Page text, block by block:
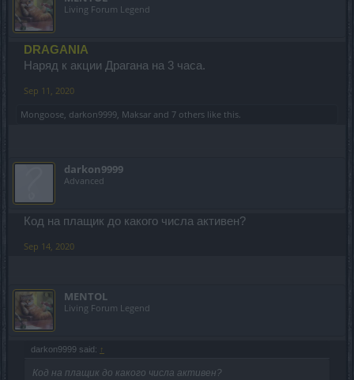
Living Forum Legend
DRAGANIA
Наряд к акции Драгана на 3 часа.
Sep 11, 2020
Mongoose, darkon9999, Maksar and 7 others like this.
darkon9999
Advanced
Код на плащик до какого числа активен?
Sep 14, 2020
MENTOL
Living Forum Legend
darkon9999 said: ↑
Код на плащик до какого числа активен?